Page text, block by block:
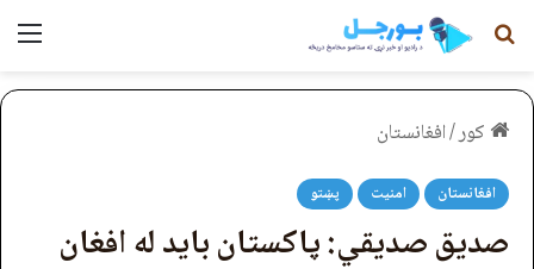
لټون
کور/افغانستان
افغانستان امنیت پښتو
صدیق صدیقي: پاکستان باید له افغان